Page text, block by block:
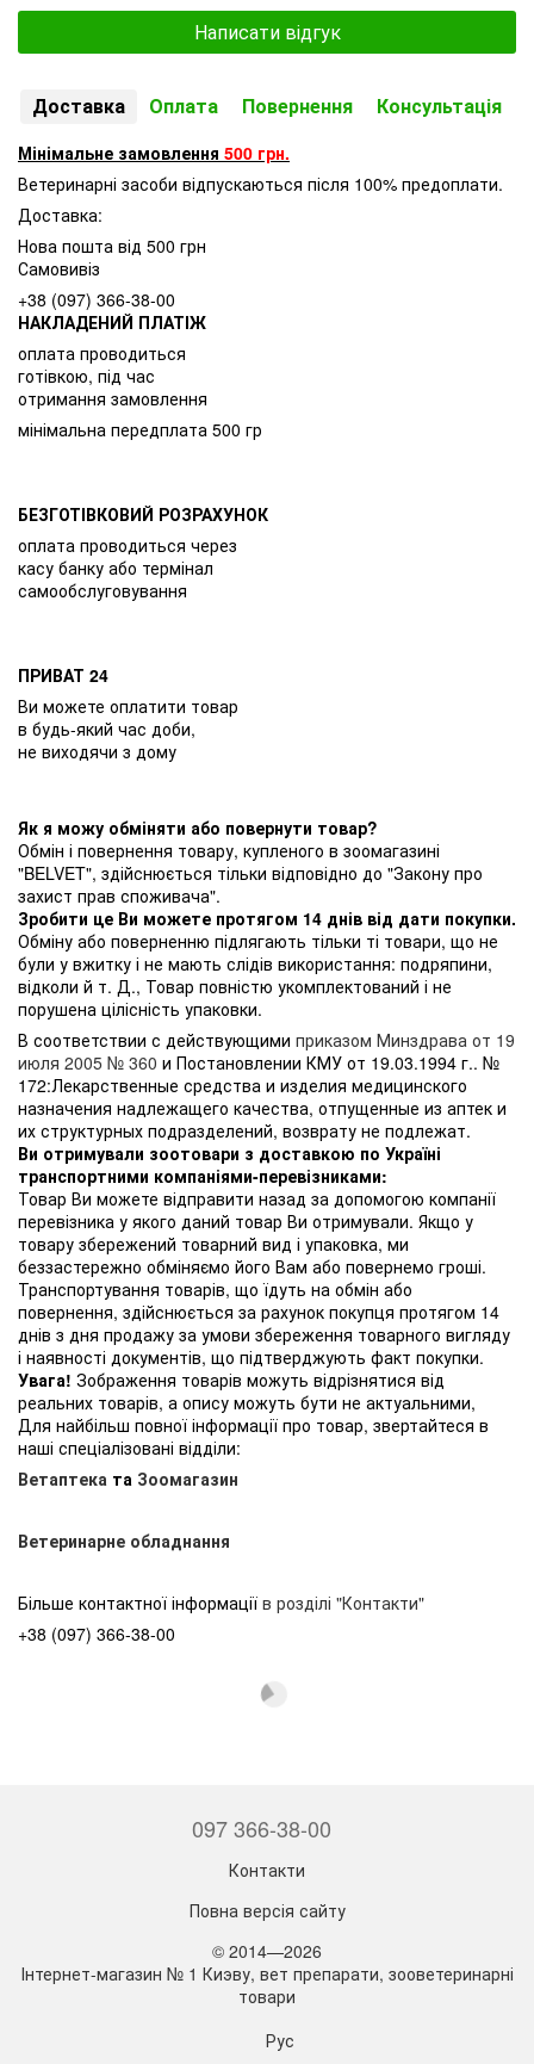
Написати відгук
Доставка Оплата Повернення Консультація
Мінімальне замовлення 500 грн.
Ветеринарні засоби відпускаються після 100% предоплати.
Доставка:
Нова пошта від 500 грн
Самовивіз
+38 (097) 366-38-00
НАКЛАДЕНИЙ ПЛАТІЖ
оплата проводиться
готівкою, під час
отримання замовлення
мінімальна передплата 500 гр
БЕЗГОТІВКОВИЙ РОЗРАХУНОК
оплата проводиться через
касу банку або термінал
самообслуговування
ПРИВАТ 24
Ви можете оплатити товар
в будь-який час доби,
не виходячи з дому
Як я можу обміняти або повернути товар?
Обмін і повернення товару, купленого в зоомагазині
"BELVET", здійснюється тільки відповідно до "Закону про
захист прав споживача".
Зробити це Ви можете протягом 14 днів від дати покупки.
Обміну або поверненню підлягають тільки ті товари, що не
були у вжитку і не мають слідів використання: подряпини,
відколи й т. Д., Товар повністю укомплектований і не
порушена цілісність упаковки.
В соответствии с действующими приказом Минздрава от 19
июля 2005 № 360 и Постановлении КМУ от 19.03.1994 г.. №
172:Лекарственные средства и изделия медицинского
назначения надлежащего качества, отпущенные из аптек и
их структурных подразделений, возврату не подлежат.
Ви отримували зоотовари з доставкою по Україні
транспортними компаніями-перевізниками:
Товар Ви можете відправити назад за допомогою компанії
перевізника у якого даний товар Ви отримували. Якщо у
товару збережений товарний вид і упаковка, ми
беззастережно обміняємо його Вам або повернемо гроші.
Транспортування товарів, що їдуть на обмін або
повернення, здійснюється за рахунок покупця протягом 14
днів з дня продажу за умови збереження товарного вигляду
і наявності документів, що підтверджують факт покупки.
Увага! Зображення товарів можуть відрізнятися від
реальних товарів, а опису можуть бути не актуальними,
Для найбільш повної інформації про товар, звертайтеся в
наші спеціалізовані відділи:
Ветаптека та Зоомагазин
Ветеринарне обладнання
Більше контактної інформації в розділі "Контакти"
+38 (097) 366-38-00
097 366-38-00
Контакти
Повна версія сайту
© 2014—2026
Інтернет-магазин № 1 Киэву, вет препарати, зооветеринарні
товари
Рус